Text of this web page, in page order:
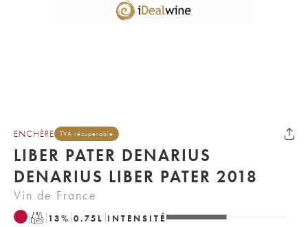
ENCHÈRE TVA récupérable
LIBER PATER DENARIUS
DENARIUS LIBER PATER 2018
Vin de France
T 13% 0.75 L INTENSITÉ